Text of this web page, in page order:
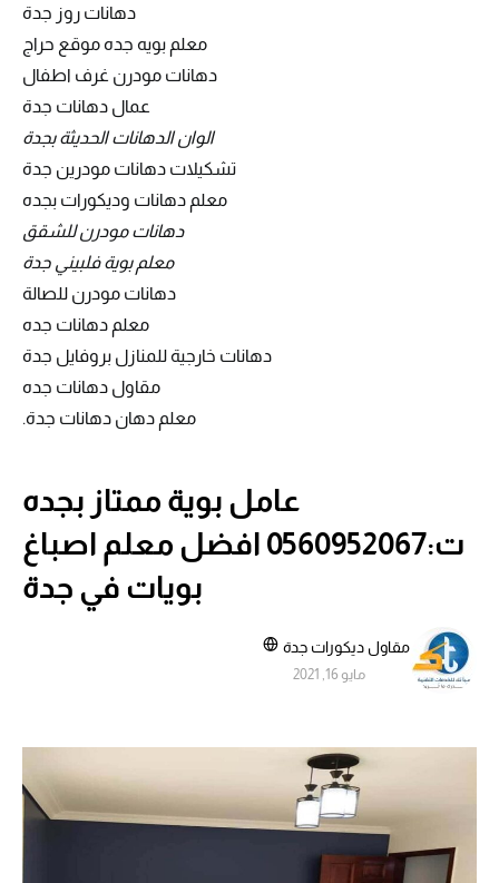
دهانات روز جدة
معلم بويه جده موقع حراج
دهانات مودرن غرف اطفال
عمال دهانات جدة
الوان الدهانات الحديثة بجدة
تشكيلات دهانات مودرين جدة
معلم دهانات وديكورات بجده
دهانات مودرن للشقق
معلم بوية فلبيني جدة
دهانات مودرن للصالة
معلم دهانات جده
دهانات خارجية للمنازل بروفايل جدة
مقاول دهانات جده
معلم دهان دهانات جدة.
عامل بوية ممتاز بجده
ت:0560952067 افضل معلم اصباغ
بويات في جدة
مقاول ديكورات جدة
مايو 16, 2021